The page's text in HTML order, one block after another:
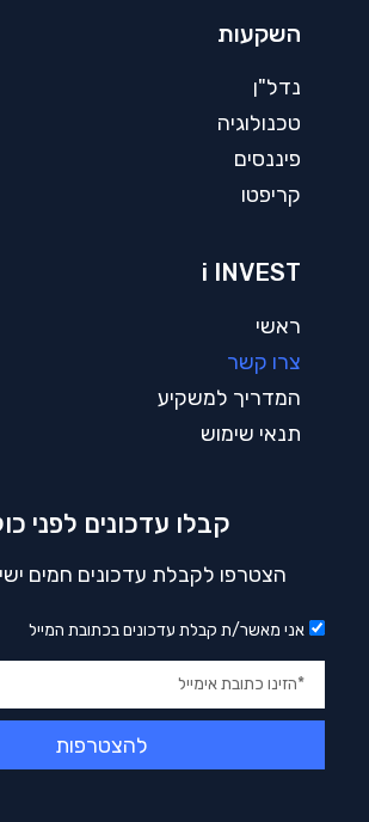
השקעות
נדל"ן
טכנולוגיה
פיננסים
קריפטו
i INVEST
ראשי
צרו קשר
המדריך למשקיע
תנאי שימוש
קבלו עדכונים לפני
הצטרפו לקבלת עדכונים חמים
אני מאשר/ת קבלת עדכונים בכתובת המייל
להצטרפות